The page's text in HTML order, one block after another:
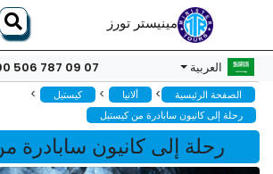
مينيستر تورز
العربية 506 787 09 07
الصفحة الرئيسية > ألانيا > كيستيل >
رحلة إلى كانيون سابادرة من كيستيل
رحلة إلى كانيون سابادرة